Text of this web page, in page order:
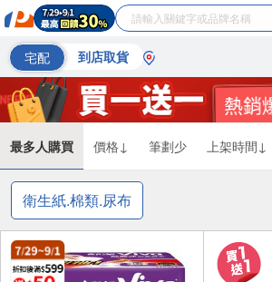
宅配 到店取貨
最多人購買 價格↓ 筆劃少 上架時間↓
衛生紙.棉類.尿布